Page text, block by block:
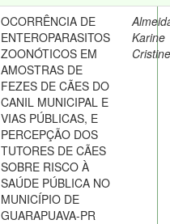
OCORRÊNCIA DE
ENTEROPARASITOS
ZOONÓTICOS EM
AMOSTRAS DE
FEZES DE CÃES DO
CANIL MUNICIPAL E
VIAS PÚBLICAS, E
PERCEPÇÃO DOS
TUTORES DE CÃES
SOBRE RISCO À
SAÚDE PÚBLICA NO
MUNICÍPIO DE
GUARAPUAVA-PR
Karine
Cristine